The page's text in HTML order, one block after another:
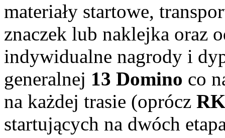
materiały startowe,
znaczek lub naklejka oraz
indywidualne nagrody i
generalnej 13 Domino co
na każdej trasie (oprócz RK
startujących na dwóch